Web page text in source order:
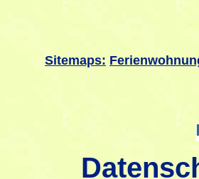
Sitemaps: